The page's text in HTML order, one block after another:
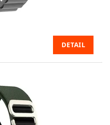
DETAIL